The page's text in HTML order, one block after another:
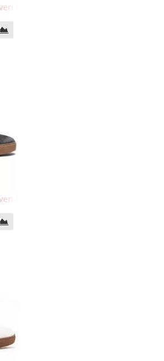
Black White
Black Graphite